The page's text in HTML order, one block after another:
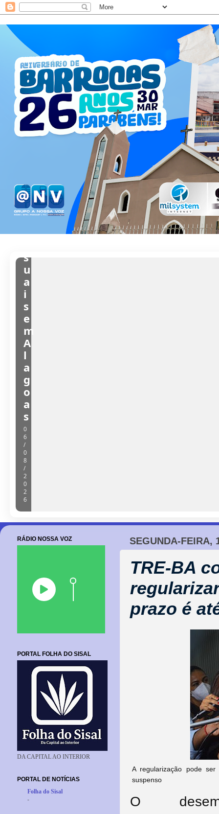
Barroquense participa da Copa
Visuais em Alagoas
06/08/2026
SEGUNDA-FEIRA,
TRE-BA
prazo é
A regularização pode
suspenso
O
RÁDIO NOSSA VOZ
PORTAL FOLHA DO SISAL
DA CAPITAL AO INTERIOR
PORTAL DE NOTÍCIAS
Folha do Sisal
-